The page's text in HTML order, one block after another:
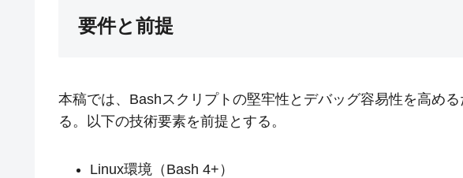
要件と前提
本稿では、Bashスクリプトの堅牢性とデバッグ容易性を高め
る。以下の技術要素を前提とする。
Linux環境（Bash 4+）